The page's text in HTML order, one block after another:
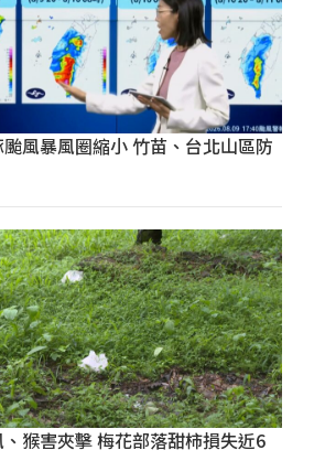
颱風暴風圈縮小 竹苗、台北山區防
猴害夾擊 梅花部落甜柿損失近6